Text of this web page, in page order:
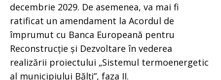
decembrie 2029. De asemenea, va mai fi
ratificat un amendament la Acordul de
împrumut cu Banca Europeană pentru
Reconstrucție și Dezvoltare în vederea
realizării proiectului „Sistemul termoenergetic
al municipiului Bălți”, faza II.